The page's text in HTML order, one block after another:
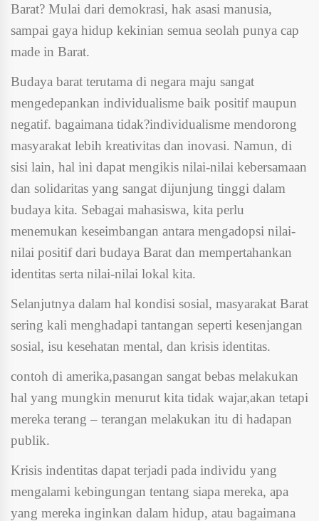
Barat? Mulai dari demokrasi, hak asasi manusia,
sampai gaya hidup kekinian semua seolah punya cap
made in Barat.
Budaya barat terutama di negara maju sangat
mengedepankan individualisme baik positif maupun
negatif. bagaimana tidak?individualisme mendorong
masyarakat lebih kreativitas dan inovasi. Namun, di
sisi lain, hal ini dapat mengikis nilai-nilai kebersamaan
dan solidaritas yang sangat dijunjung tinggi dalam
budaya kita. Sebagai mahasiswa, kita perlu
menemukan keseimbangan antara mengadopsi nilai-
nilai positif dari budaya Barat dan mempertahankan
identitas serta nilai-nilai lokal kita.
Selanjutnya dalam hal kondisi sosial, masyarakat Barat
sering kali menghadapi tantangan seperti kesenjangan
sosial, isu kesehatan mental, dan krisis identitas.
contoh di amerika,pasangan sangat bebas melakukan
hal yang mungkin menurut kita tidak wajar,akan tetapi
mereka terang – terangan melakukan itu di hadapan
publik.
Krisis indentitas dapat terjadi pada individu yang
mengalami kebingungan tentang siapa mereka, apa
yang mereka inginkan dalam hidup, atau bagaimana